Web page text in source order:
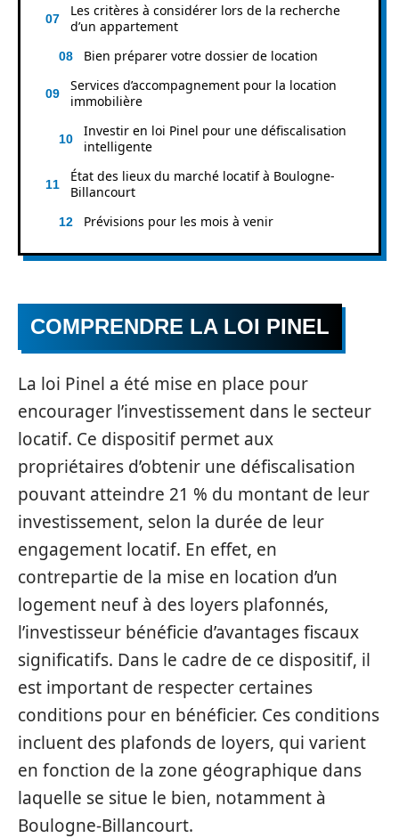
Les critères à considérer lors de la recherche
d’un appartement
Bien préparer votre dossier de location
Services d’accompagnement pour la location
immobilière
Investir en loi Pinel pour une défiscalisation
intelligente
État des lieux du marché locatif à Boulogne-
Billancourt
Prévisions pour les mois à venir
COMPRENDRE LA LOI PINEL
La loi Pinel a été mise en place pour
encourager l’investissement dans le secteur
locatif. Ce dispositif permet aux
propriétaires d’obtenir une défiscalisation
pouvant atteindre 21 % du montant de leur
investissement, selon la durée de leur
engagement locatif. En effet, en
contrepartie de la mise en location d’un
logement neuf à des loyers plafonnés,
l’investisseur bénéficie d’avantages fiscaux
significatifs. Dans le cadre de ce dispositif, il
est important de respecter certaines
conditions pour en bénéficier. Ces conditions
incluent des plafonds de loyers, qui varient
en fonction de la zone géographique dans
laquelle se situe le bien, notamment à
Boulogne-Billancourt.